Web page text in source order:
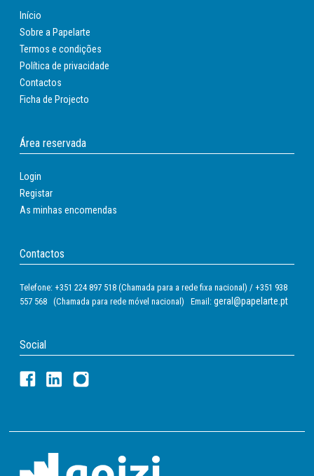
Início
Sobre a Papelarte
Termos e condições
Política de privacidade
Contactos
Ficha de Projecto
Área reservada
Login
Registar
As minhas encomendas
Contactos
Telefone: +351 224 897 518 (Chamada para a rede fixa nacional) / +351 938
557 568 (Chamada para rede móvel nacional) Email: geral@papelarte.pt
Social